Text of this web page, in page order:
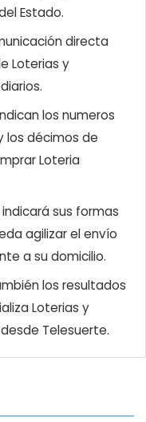
Estado.
directa
Loterias y
los numeros
los décimos de
Loteria
sus formas
agilizar el envío
a su domicilio.
los resultados
Loterias y
Telesuerte.